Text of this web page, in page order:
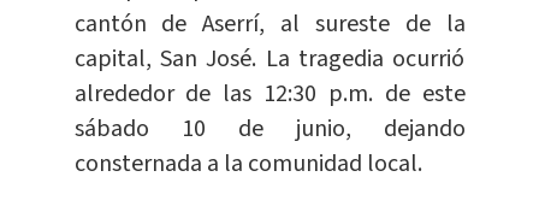
cantón de Aserrí, al sureste de la
capital, San José. La tragedia ocurrió
alrededor de las 12:30 p.m. de este
sábado 10 de junio, dejando
consternada a la comunidad local.